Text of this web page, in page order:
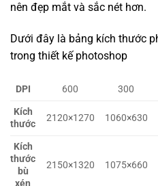
nên đẹp mắt và sắc nét hơn.
Dưới đây là bảng kích thước
trong thiết kế photoshop
DPI 600 300
Kích
thước
2120×1270 1060×630
Kích
thước
bù
xén
2150×1320 1075×660